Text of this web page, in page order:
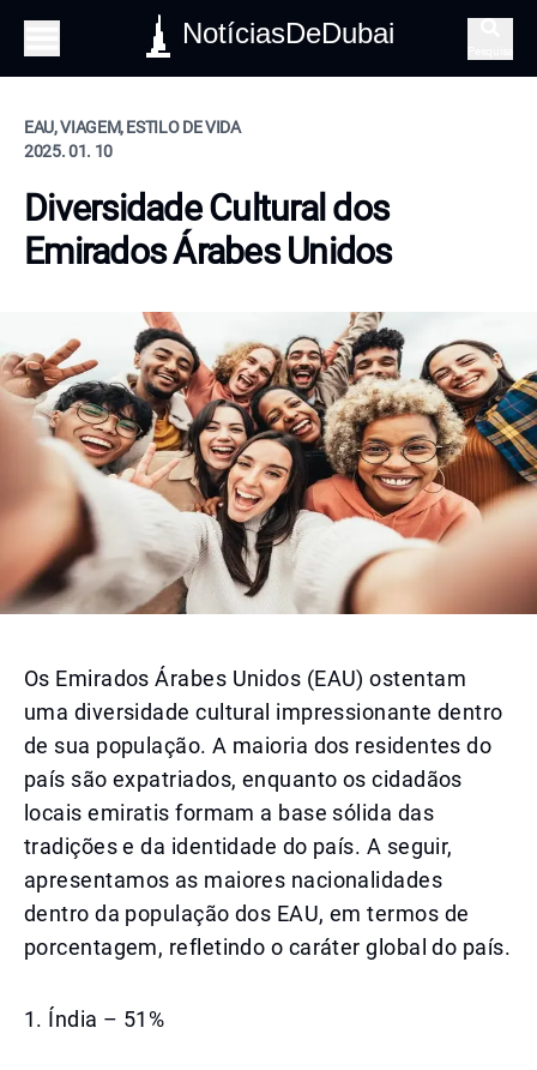
NotíciasDeDubai
EAU, VIAGEM, ESTILO DE VIDA
2025. 01. 10
Diversidade Cultural dos
Emirados Árabes Unidos
Os Emirados Árabes Unidos (EAU) ostentam
uma diversidade cultural impressionante dentro
de sua população. A maioria dos residentes do
país são expatriados, enquanto os cidadãos
locais emiratis formam a base sólida das
tradições e da identidade do país. A seguir,
apresentamos as maiores nacionalidades
dentro da população dos EAU, em termos de
porcentagem, refletindo o caráter global do país.
1. Índia – 51%